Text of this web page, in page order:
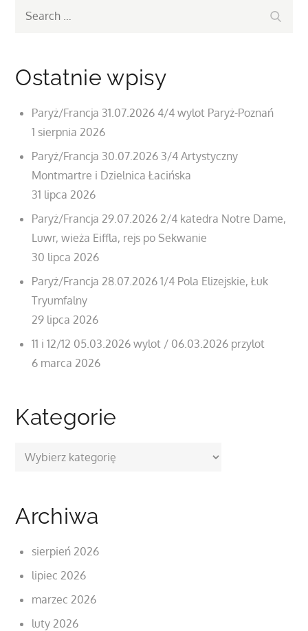
Ostatnie wpisy
Paryż/Francja 31.07.2026 4/4 wylot Paryż-Poznań
1 sierpnia 2026
Paryż/Francja 30.07.2026 3/4 Artystyczny
Montmartre i Dzielnica Łacińska
31 lipca 2026
Paryż/Francja 29.07.2026 2/4 katedra Notre Dame,
Luwr, wieża Eiffla, rejs po Sekwanie
30 lipca 2026
Paryż/Francja 28.07.2026 1/4 Pola Elizejskie, Łuk
Tryumfalny
29 lipca 2026
11 i 12/12 05.03.2026 wylot / 06.03.2026 przylot
6 marca 2026
Kategorie
Kategorie
Archiwa
sierpień 2026
lipiec 2026
marzec 2026
luty 2026